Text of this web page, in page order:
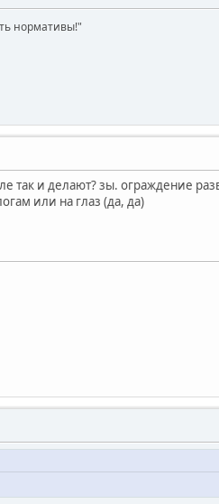
нормативы!"
так и делают? зы. ограждение
или на глаз (да, да)